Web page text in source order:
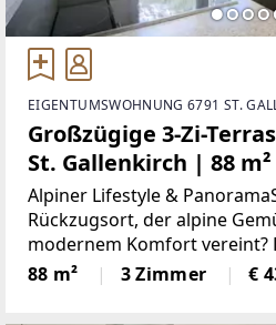
EIGENTUMSWOHNUNG 6791 ST.
Großzügige 3-Zi-
St. Gallenkirch | 88
Panorama-
Bergblick | 2 TG-
Fußbodenheizung
Alpiner Lifestyle &
Rückzugsort, der alpine
modernem Komfort
3-Zimmer-Wohnung im 1.
Ihnen genau das. In einer
88 m² 3 Zimmer €